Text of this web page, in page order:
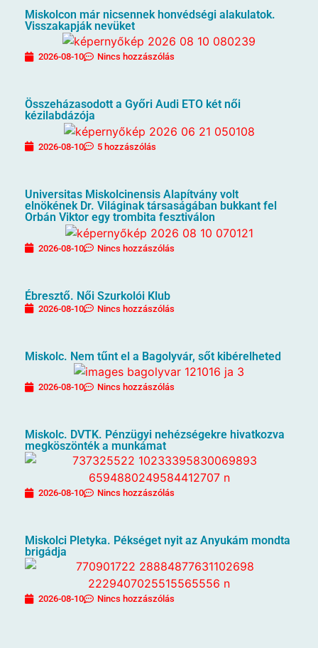
Miskolcon már nicsennek honvédségi alakulatok.
Visszakapják nevüket
2026-08-10 Nincs hozzászólás
Összeházasodott a Győri Audi ETO két női
kézilabdázója
2026-08-10 5 hozzászólás
Universitas Miskolcinensis Alapítvány volt
elnökének Dr. Világinak társaságában bukkant fel
Orbán Viktor egy trombita fesztiválon
2026-08-10 Nincs hozzászólás
Ébresztő. Női Szurkolói Klub
2026-08-10 Nincs hozzászólás
Miskolc. Nem tűnt el a Bagolyvár, sőt kibérelheted
2026-08-10 Nincs hozzászólás
Miskolc. DVTK. Pénzügyi nehézségekre hivatkozva
megköszönték a munkámat
2026-08-10 Nincs hozzászólás
Miskolci Pletyka. Pékséget nyit az Anyukám mondta
brigádja
2026-08-10 Nincs hozzászólás